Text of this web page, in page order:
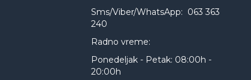
Sms/Viber/WhatsApp: 063 363
240
Radno vreme:
Ponedeljak - Petak: 08:00h -
20:00h